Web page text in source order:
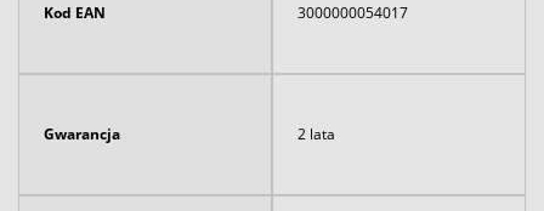
Kod EAN 3000000054017
Gwarancja 2 lata